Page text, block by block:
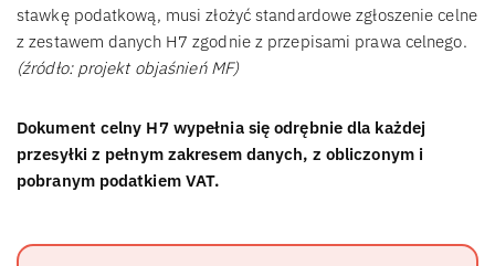
stawkę podatkową, musi złożyć standardowe zgłoszenie celne
z zestawem danych H7 zgodnie z przepisami prawa celnego.
(źródło: projekt objaśnień MF)
Dokument celny H7 wypełnia się odrębnie dla każdej
przesyłki z pełnym zakresem danych, z obliczonym i
pobranym podatkiem VAT.